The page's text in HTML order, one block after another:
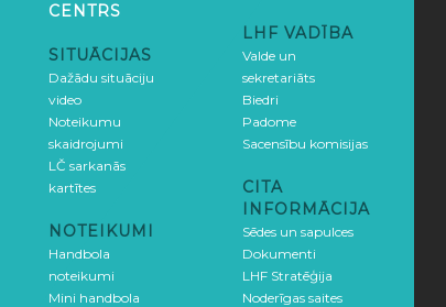
CENTRS
SITUĀCIJAS
Dažādu situāciju
video
Noteikumu
skaidrojumi
LČ sarkanās
kartītes
NOTEIKUMI
Handbola
noteikumi
Mini handbola
LHF VADĪBA
Valde un
sekretariāts
Biedri
Padome
Sacensību komisijas
CITA
INFORMĀCIJA
Sēdes un sapulces
Dokumenti
LHF Stratēģija
Noderīgas saites